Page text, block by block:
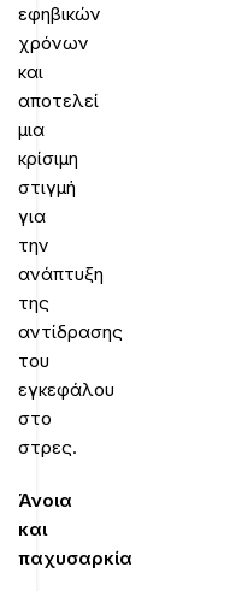
εφηβικών
χρόνων
και
αποτελεί
μια
κρίσιμη
στιγμή
για
την
ανάπτυξη
της
αντίδρασης
του
εγκεφάλου
στο
στρες.
Άνοια
και
παχυσαρκία